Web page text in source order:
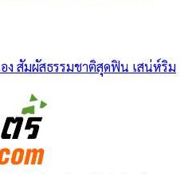
ง สัมผัสธรรมชาติสุดฟิน เสน่ห์ริม